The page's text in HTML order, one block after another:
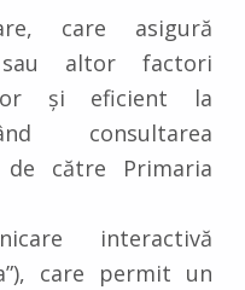
care asigură
altor factori
și eficient la
consultarea
de către Primaria
interactivă
care permit un